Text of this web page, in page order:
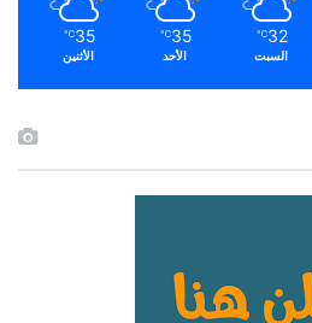
32
℃
السبت
35
℃
الأحد
35
℃
الأثنين